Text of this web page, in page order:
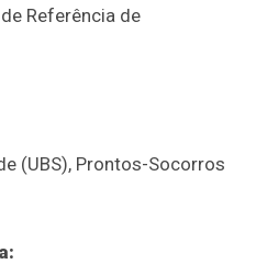
Referência de
(UBS), Prontos-Socorros